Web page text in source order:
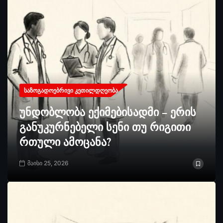
ᲡᲐᲖᲝᲒᲐᲓᲝᲔᲑᲠᲘᲕᲘ ᲙᲔᲗᲘᲚᲓᲦᲔᲝᲑᲐ
უნდობლობა ექიმებისადმი – ერის
განუკურნებელი სენი თუ რიგითი
რთული ამოცანა?
მაისი 25, 2026